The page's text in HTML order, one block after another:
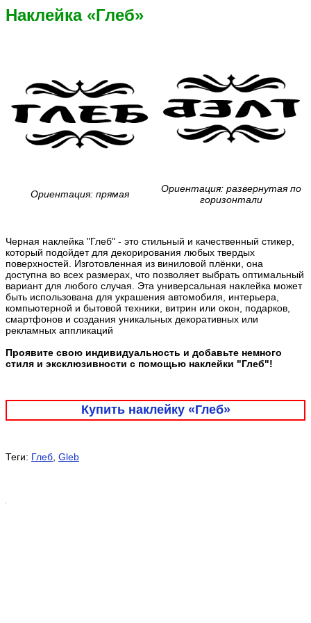
Наклейка «Глеб»
Ориентация: прямая
Ориентация: развернутая по
горизонтали
Черная наклейка "Глеб" - это стильный и качественный стикер,
который подойдет для декорирования любых твердых
поверхностей. Изготовленная из виниловой плёнки, она
доступна во всех размерах, что позволяет выбрать оптимальный
вариант для любого случая. Эта универсальная наклейка может
быть использована для украшения автомобиля, интерьера,
компьютерной и бытовой техники, витрин или окон, подарков,
смартфонов и создания уникальных декоративных или
рекламных аппликаций
Проявите свою индивидуальность и добавьте немного
стиля и эксклюзивности с помощью наклейки "Глеб"!
Купить наклейку «Глеб»
Теги: Глеб, Gleb